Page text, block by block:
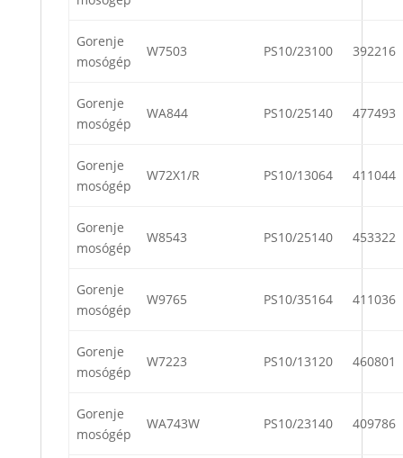
Gorenje
mosógép
W7503 PS10/23100 392216
Gorenje
mosógép
WA844 PS10/25140 477493
Gorenje
mosógép
W72X1/R PS10/13064 411044
Gorenje
mosógép
W8543 PS10/25140 453322
Gorenje
mosógép
W9765 PS10/35164 411036
Gorenje
mosógép
W7223 PS10/13120 460801
Gorenje
mosógép
WA743W PS10/23140 409786